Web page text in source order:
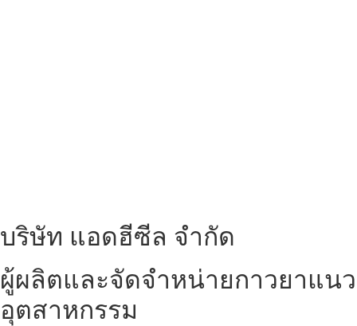
บริษัท แอดฮีซีล จำกัด
ผู้ผลิตและจัดจำหน่ายกาวยาแนว
อุตสาหกรรม